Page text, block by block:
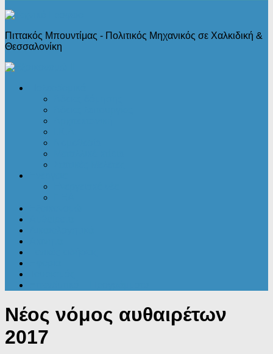
Πιττακός Μπουντίμας - Πολιτικός Μηχανικός σε Χαλκιδική &
Θεσσαλονίκη
Νέος νόμος αυθαιρέτων
2017